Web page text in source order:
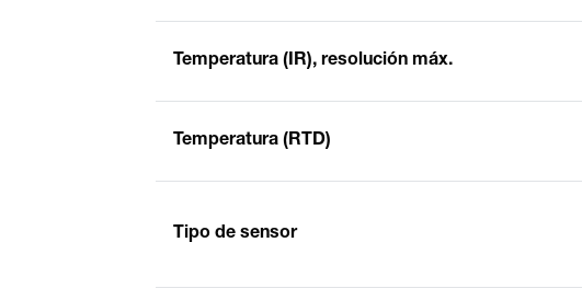
Temperatura (IR), resolución máx.
Temperatura (RTD)
Tipo de sensor